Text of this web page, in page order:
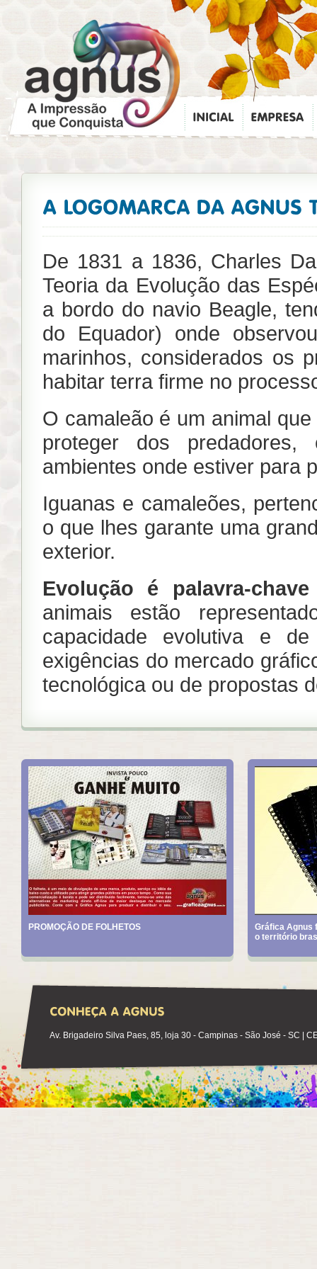
De 1831 a 1836, Charles
Teoria da Evolução das
a bordo do navio Beagle,
do Equador) onde
marinhos, considerados os
habitar terra firme no
O camaleão é um animal
proteger dos
ambientes onde estiver para
Iguanas e camaleões,
o que lhes garante uma
exterior.
Evolução é palavra-
animais estão
capacidade evolutiva e
exigências do mercado
tecnológica ou de propostas
PROMOÇÃO DE FOLHETOS
Gráfica Agnus
o território
Av. Brigadeiro Silva Paes, 85, loja 30 - Campinas - São José - SC |